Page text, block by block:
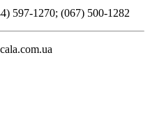
597-1270; (067) 500-1282